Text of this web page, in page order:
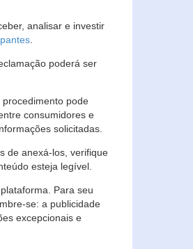
analisar e investir
poderá ser
pode
consumidores e
solicitadas.
de anexá-los, verifique
esteja legível.
Para seu
se: a publicidade
excepcionais e